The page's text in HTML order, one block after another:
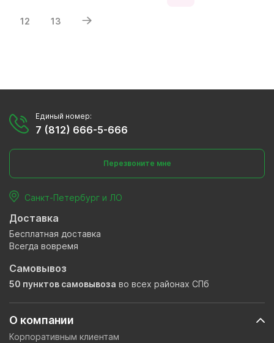
12 13
О компании
Корпоративным клиентам
Единый номер:
7 (812) 666-5-666
Перезвоните мне
Санкт-Петербург и ЛО
Доставка
Бесплатная доставка
Всегда вовремя
Самовывоз
50 пунктов самовывоза во всех районах СПб